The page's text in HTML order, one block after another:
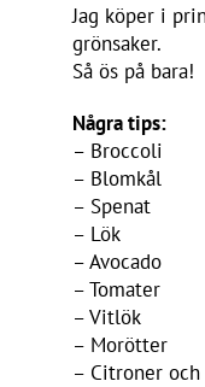
Jag köper i
grönsaker.
Så ös på bara!
Några tips:
– Broccoli
– Blomkål
– Spenat
– Lök
– Avocado
– Tomater
– Vitlök
– Morötter
– Citroner